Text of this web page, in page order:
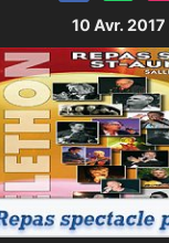
10 Avr. 2017